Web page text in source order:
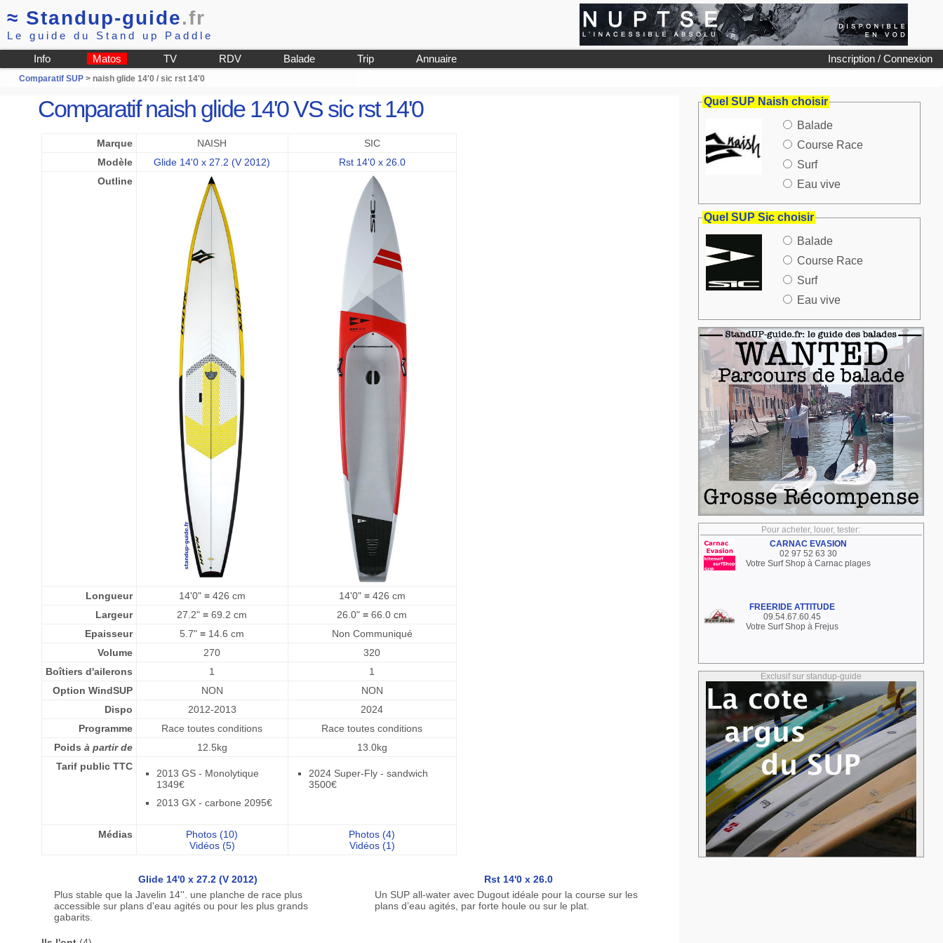
≈ Standup-guide.fr
Le guide du Stand up Paddle
Inscription / Connexion
Info Matos TV RDV Balade Trip Annuaire
Comparatif SUP > naish glide 14'0 / sic rst 14'0
Comparatif naish glide 14'0 VS sic rst 14'0
Marque NAISH
SIC
Modèle
Glide 14'0 x 27.2 (V 2012)
Rst 14'0 x 26.0
Outline
Longueur 14'0" ≡ 426 cm
14'0" ≡ 426 cm
Largeur
27.2" ≡ 69.2 cm
26.0" ≡ 66.0 cm
Epaisseur
5.7" ≡ 14.6 cm
Non Communiqué
Volume
270
320
Boîtiers d'ailerons
1
1
Option WindSUP
NON
NON
Dispo
2012-2013
2024
Programme
Race toutes conditions
Race toutes conditions
Poids à partir de 12.5kg
13.0kg
Tarif public TTC
2013 GS - Monolytique
1349€
2013 GX - carbone 2095€
2024 Super-Fly - sandwich
3500€
Médias
Photos (10)
Vidéos (5)
Photos (4)
Vidéos (1)
Glide 14'0 x 27.2 (V 2012)
Rst 14'0 x 26.0
Plus stable que la Javelin 14''. une planche de race plus
accessible sur plans d'eau agités ou pour les plus grands
gabarits.
Un SUP all-water avec Dugout idéale pour la course sur les
plans d’eau agités, par forte houle ou sur le plat.
Quel SUP Naish choisir
Balade
Course Race
Surf
Eau vive
Quel SUP Sic choisir
Balade
Course Race
Surf
Eau vive
Pour acheter, louer, tester:
CARNAC EVASION
02 97 52 63 30
Votre Surf Shop à Carnac plages
FREERIDE ATTITUDE
09.54.67.60.45
Votre Surf Shop à Frejus
Exclusif sur standup-guide